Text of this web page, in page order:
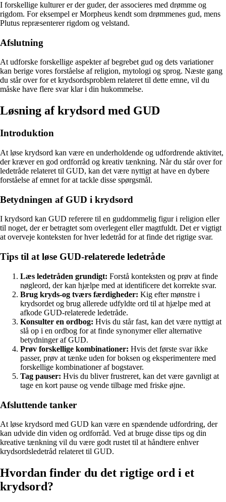
I forskellige kulturer er der guder, der associeres med drømme og
rigdom. For eksempel er Morpheus kendt som drømmenes gud, mens
Plutus repræsenterer rigdom og velstand.
Afslutning
At udforske forskellige aspekter af begrebet gud og dets variationer
kan berige vores forståelse af religion, mytologi og sprog. Næste gang
du står over for et krydsordsproblem relateret til dette emne, vil du
måske have flere svar klar i din hukommelse.
Løsning af krydsord med GUD
Introduktion
At løse krydsord kan være en underholdende og udfordrende aktivitet,
der kræver en god ordforråd og kreativ tænkning. Når du står over for
ledetråde relateret til GUD, kan det være nyttigt at have en dybere
forståelse af emnet for at tackle disse spørgsmål.
Betydningen af GUD i krydsord
I krydsord kan GUD referere til en guddommelig figur i religion eller
til noget, der er betragtet som overlegent eller magtfuldt. Det er vigtigt
at overveje konteksten for hver ledetråd for at finde det rigtige svar.
Tips til at løse GUD-relaterede ledetråde
Læs ledetråden grundigt: Forstå konteksten og prøv at finde
nøgleord, der kan hjælpe med at identificere det korrekte svar.
Brug kryds-og tværs færdigheder: Kig efter mønstre i
krydsordet og brug allerede udfyldte ord til at hjælpe med at
afkode GUD-relaterede ledetråde.
Konsulter en ordbog: Hvis du står fast, kan det være nyttigt at
slå op i en ordbog for at finde synonymer eller alternative
betydninger af GUD.
Prøv forskellige kombinationer: Hvis det første svar ikke
passer, prøv at tænke uden for boksen og eksperimentere med
forskellige kombinationer af bogstaver.
Tag pauser: Hvis du bliver frustreret, kan det være gavnligt at
tage en kort pause og vende tilbage med friske øjne.
Afsluttende tanker
At løse krydsord med GUD kan være en spændende udfordring, der
kan udvide din viden og ordforråd. Ved at bruge disse tips og din
kreative tænkning vil du være godt rustet til at håndtere enhver
krydsordsledetråd relateret til GUD.
Hvordan finder du det rigtige ord i et
krydsord?